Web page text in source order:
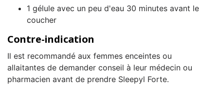
1 gélule avec un peu d'eau 30 minutes avant le
coucher
Contre-indication
Il est recommandé aux femmes enceintes ou
allaitantes de demander conseil à leur médecin ou
pharmacien avant de prendre Sleepyl Forte.